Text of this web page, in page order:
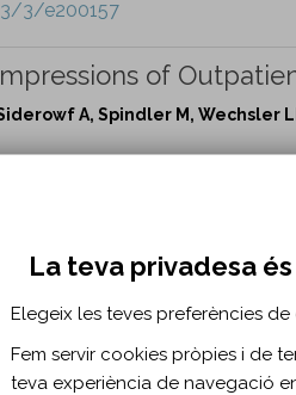
3/e200157
of
A, Spindler M, Wechsler
vol. 13 n. 3
3/e200159
EEG vs Routine
G, Dash D, Hussein T,
La teva privadesa
Elegeix les teves preferències de
Fem servir cookies pròpies i de
teva experiència de navegació